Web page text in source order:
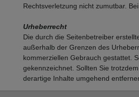
Rechtsverletzung nicht zumutbar.
Urheberrecht
Die durch die Seitenbetreiber
außerhalb der Grenzen des
kommerziellen Gebrauch gestattet.
gekennzeichnet. Sollten Sie
derartige Inhalte umgehend